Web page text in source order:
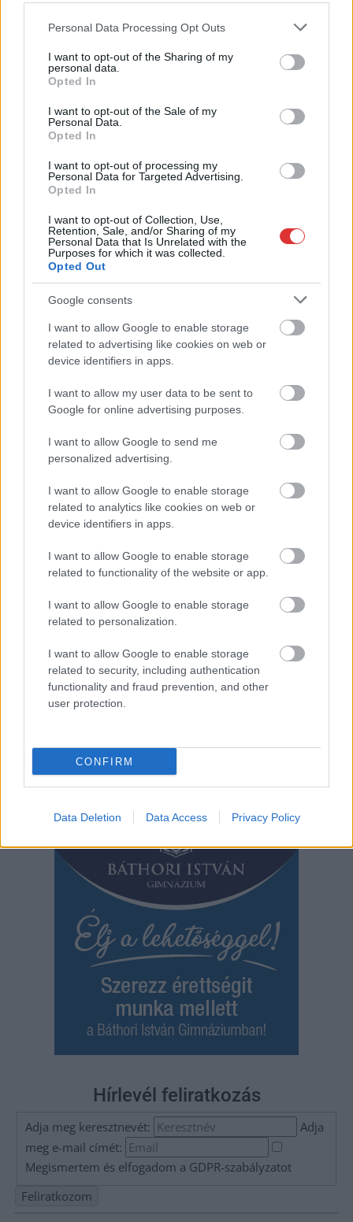
Please note that this website/app uses one or more Google
not limited to your visit or usage behaviour. You may click to
grant or deny consent to Google and its third-party tags to
use your data for below specified purposes in below Google
consent section.
Personal Data Processing Opt Outs
I want to opt-out of the Sharing of my
personal data.
Opted In
I want to opt-out of the Sale of my
Personal Data.
Opted In
I want to opt-out of processing my
Personal Data for Targeted Advertising.
Opted In
I want to opt-out of Collection, Use,
Retention, Sale, and/or Sharing of my
Personal Data that Is Unrelated with the
Purposes for which it was collected.
Opted Out
Google consents
I want to allow Google to enable storage
related to advertising like cookies on web or
device identifiers in apps.
I want to allow my user data to be sent to
Google for online advertising purposes.
I want to allow Google to send me
personalized advertising.
I want to allow Google to enable storage
related to analytics like cookies on web or
device identifiers in apps.
I want to allow Google to enable storage
related to functionality of the website or app.
I want to allow Google to enable storage
related to personalization.
I want to allow Google to enable storage
related to security, including authentication
functionality and fraud prevention, and other
user protection.
CONFIRM
Data Deletion Data Access Privacy Policy
újraalkotni....
2026.08.07. Horváth Zsolt
Györfi Mihály több tucat vállalkozással egyeztetett
a kerékpárgyár dolgozóinak megsegítéséről
Rövid idő alatt számos vállalkozás jelezte, hogy segítene
bezárása...
Szolnok
2026.08.07. Horváth Zsolt
41 fok fölé forrósodott az ország, Szolnokon pedig
egy másik rekord is megdőlt
születtek, amelyek átírták...
Hírlevél feliratkozás
Adja meg keresztnevét:
Adja
meg e-mail címét:
Megismertem és elfogadom a GDPR-szabályzatot